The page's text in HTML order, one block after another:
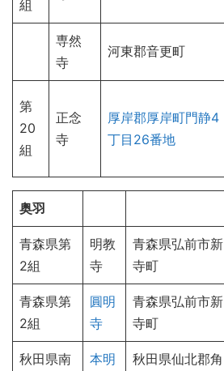
組
専然
寺
河東郡音更町
第
20
組
正念
寺
厚岸郡厚岸町門静4
丁目26番地
奥羽
青森県第
2組
明教
寺
青森県弘前市新
寺町
青森県第
2組
圓明
寺
青森県弘前市新
寺町
秋田県南
本明
秋田県仙北郡角